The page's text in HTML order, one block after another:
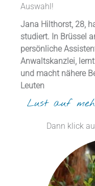
Auswahl!
Jana Hilthorst, 28,
studiert. In Brüssel
persönliche
Anwaltskanzlei,
und macht nähere
Leuten
Lust auf
Dann klick